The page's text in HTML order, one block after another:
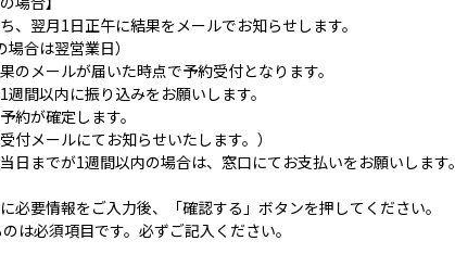
、翌月1日正午に結果をメールでお知らせします。
場合は翌営業日）
のメールが届いた時点で予約受付となります。
間以内に振り込みをお願いします。
約が確定します。
付メールにてお知らせいたします。）
日までが1週間以内の場合は、窓口にてお支払いをお願いします。
必要情報をご入力後、「確認する」ボタンを押してください。
は必須項目です。必ずご記入ください。